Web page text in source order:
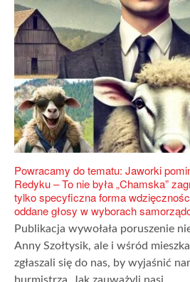
Powracamy do tematu: Jaworki
Redyku – To nie była „Chamska”
tylko specyficzna forma
oddane głosy w wyborach
Publikacja wywołała poruszenie
Anny Szołtysik, ale i wśród
zgłaszali się do nas, by wyjaśnić